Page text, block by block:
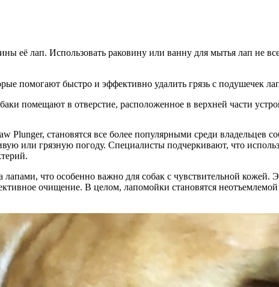
её лап. Использовать раковину или ванну для мытья лап не
помогают быстро и эффективно удалить грязь с подушечек
помещают в отверстие, расположенное в верхней части
становятся все более популярными среди владельцев
или грязную погоду. Специалисты подчеркивают, что
что особенно важно для собак с чувствительной кожей.
очищение. В целом, лапомойки становятся